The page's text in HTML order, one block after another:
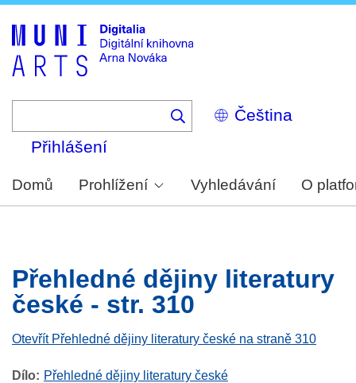
Select
your
Přihlášení
Domů Prohlížení Vyhledávání O
Přehledné dějiny literatury
české - str. 310
Otevřít Přehledné dějiny literatury české na straně 310
Dílo
Přehledné dějiny literatury české